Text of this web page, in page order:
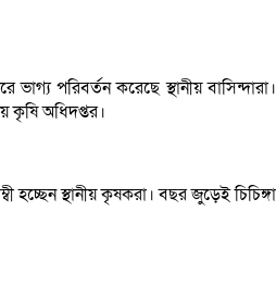
পরিবর্তন করেছে স্থানীয়
কৃষি অধিদপ্তর।
হচ্ছেন স্থানীয় কৃষকরা। বছর জুড়েই